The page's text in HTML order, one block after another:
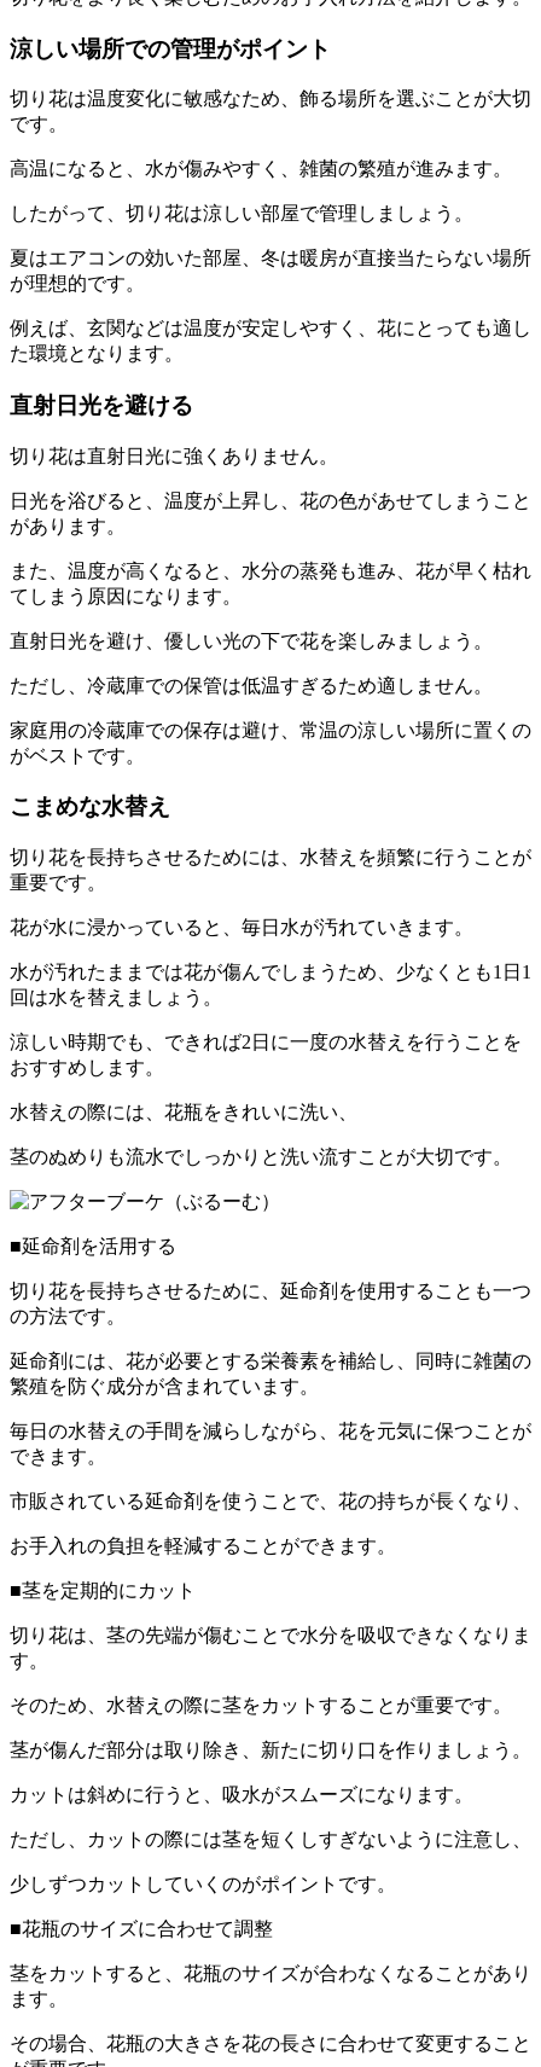
涼しい場所での管理がポイント
切り花は温度変化に敏感なため、飾る場所を選ぶことが大切
です。
高温になると、水が傷みやすく、雑菌の繁殖が進みます。
したがって、切り花は涼しい部屋で管理しましょう。
夏はエアコンの効いた部屋、冬は暖房が直接当たらない場所
が理想的です。
例えば、玄関などは温度が安定しやすく、花にとっても適し
た環境となります。
直射日光を避ける
切り花は直射日光に強くありません。
日光を浴びると、温度が上昇し、花の色があせてしまうこと
があります。
また、温度が高くなると、水分の蒸発も進み、花が早く枯れ
てしまう原因になります。
直射日光を避け、優しい光の下で花を楽しみましょう。
ただし、冷蔵庫での保管は低温すぎるため適しません。
家庭用の冷蔵庫での保存は避け、常温の涼しい場所に置くの
がベストです。
こまめな水替え
切り花を長持ちさせるためには、水替えを頻繁に行うことが
重要です。
花が水に浸かっていると、毎日水が汚れていきます。
水が汚れたままでは花が傷んでしまうため、少なくとも1日1
回は水を替えましょう。
涼しい時期でも、できれば2日に一度の水替えを行うことを
おすすめします。
水替えの際には、花瓶をきれいに洗い、
茎のぬめりも流水でしっかりと洗い流すことが大切です。
■延命剤を活用する
切り花を長持ちさせるために、延命剤を使用することも一つ
の方法です。
延命剤には、花が必要とする栄養素を補給し、同時に雑菌の
繁殖を防ぐ成分が含まれています。
毎日の水替えの手間を減らしながら、花を元気に保つことが
できます。
市販されている延命剤を使うことで、花の持ちが長くなり、
お手入れの負担を軽減することができます。
■茎を定期的にカット
切り花は、茎の先端が傷むことで水分を吸収できなくなりま
す。
そのため、水替えの際に茎をカットすることが重要です。
茎が傷んだ部分は取り除き、新たに切り口を作りましょう。
カットは斜めに行うと、吸水がスムーズになります。
ただし、カットの際には茎を短くしすぎないように注意し、
少しずつカットしていくのがポイントです。
■花瓶のサイズに合わせて調整
茎をカットすると、花瓶のサイズが合わなくなることがあり
ます。
その場合、花瓶の大きさを花の長さに合わせて変更すること